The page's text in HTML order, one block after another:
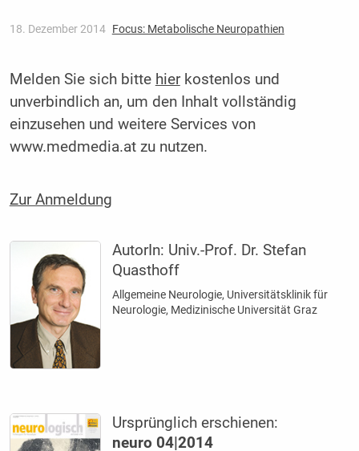
18. Dezember 2014 Focus: Metabolische Neuropathien
Melden Sie sich bitte hierkostenlos und
unverbindlich an, um den Inhalt vollständig
einzusehen und weitere Services von
www.medmedia.at zu nutzen.
Zur Anmeldung
AutorIn: Univ.-Prof. Dr. Stefan
Quasthoff
Allgemeine Neurologie, Universitätsklinik für
Neurologie, Medizinische Universität Graz
Ursprünglich erschienen:
neuro 04|2014